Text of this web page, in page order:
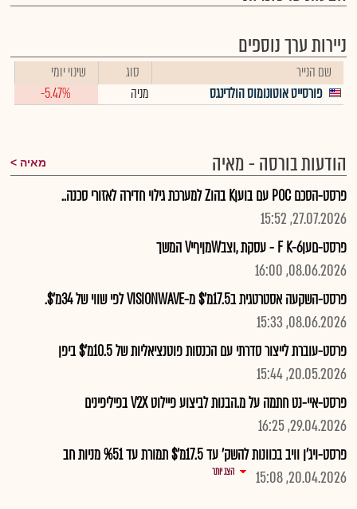
ניירות ערך נוספים
שם הנייר סוג
שינוי יומי
פורסייט אוטונומוס הולדינגס
מניה -5.47%
הודעות בורסה - מאיה מאיה
פרסט-הסכם POC עם בועןK בהוZ למערכת גילוי חדירה לאזורי סכנה..
27.07.2026, 15:52
פרסט-םעןF K-6 - עסקת ,וצבWמןיףיV המשך
08.06.2026, 16:00
פרסט-השקעה אסטרטגית ב17.5מ'$ מ-VISIONWAVE לפי שווי של 34מ'$.
08.06.2026, 15:33
פרסט-עוברת לייצור סדרתי עם הכנסות פוטנציאליות של 10.5מ'$ ביפן
20.05.2026, 15:44
פרסט-איי-נט חתמה על מ.הבנות לביצוע פיילוט V2X בפיליפינים
29.04.2026, 16:25
פרסט-ויג'ן וויב בכוונות להשק' עד 17.5מ'$ תמורת עד %51 מניות חב
20.04.2026, 15:08
הצג יותר